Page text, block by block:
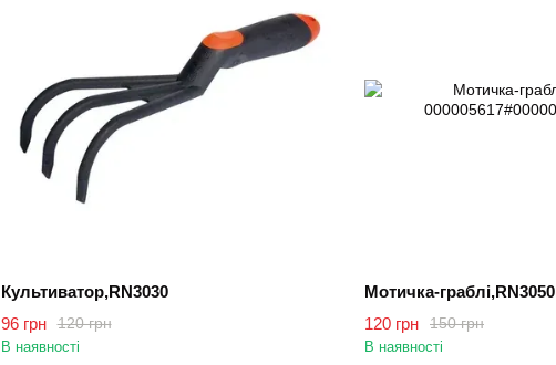
Культиватор,RN3030
120 грн
96 грн
В наявності
Мотичка-граблі,RN3050
150 грн
120 грн
В наявності